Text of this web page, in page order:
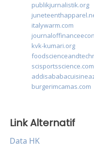
publikjurnalistik.org
italywarm.com
kvk-kumari.org
scisportsscience.com
burgerimcamas.com
Link Alternatif
Data HK